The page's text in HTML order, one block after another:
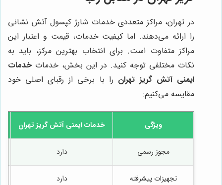
در تهران، مراکز متعددی خدمات شارژ کپسول آتش نشانی
را ارائه می‌دهند. اما کیفیت خدمات، قیمت و اعتبار این
مراکز متفاوت است. برای انتخاب بهترین مرکز، باید به
نکات مختلفی توجه کنید. در این بخش، خدمات خدمات
ایمنی آتش گریز تهران را با برخی از رقبای اصلی خود
مقایسه می‌کنیم:
ویژگی خدمات ایمنی آتش گریز تهران
مجوز رسمی دارد
تجهیزات پیشرفته دارد